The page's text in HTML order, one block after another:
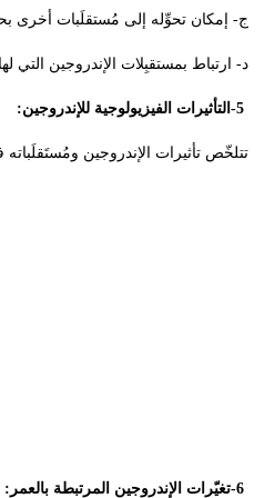
ج- إمكان تحوِّله إلى مُستقلَبات أخرى
د- ارتباط بمستقبِلات الإندروجين التي
-5 التأثيرات الفيزيولوجية للإندروجين:
تتلخّص تأثيرات الإندروجين
-6تغيّرات الإندروجين المرتبطة بالعمر :